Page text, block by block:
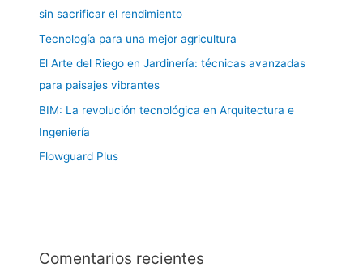
sin sacrificar el rendimiento
Tecnología para una mejor agricultura
El Arte del Riego en Jardinería: técnicas avanzadas
para paisajes vibrantes
BIM: La revolución tecnológica en Arquitectura e
Ingeniería
Flowguard Plus
Comentarios recientes